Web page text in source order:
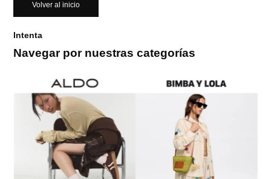
Volver al inicio
Intenta
Navegar por nuestras categorías